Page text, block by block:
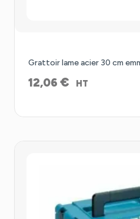
Grattoir lame acier 30 cm
12,06 € HT